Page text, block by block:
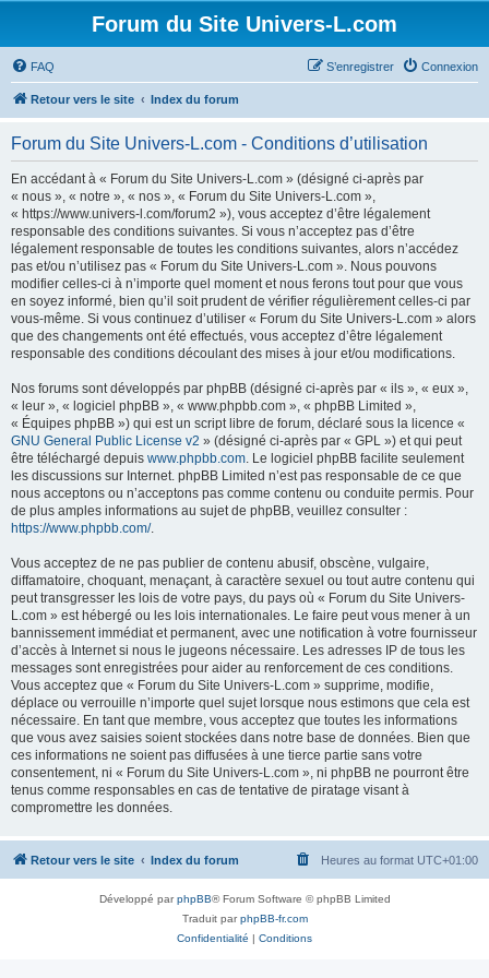
Forum du Site Univers-L.com
FAQ Connexion
S’enregistrer
Retour vers le site Index du forum
Forum du Site Univers-L.com - Conditions d’utilisation
En accédant à « Forum du Site Univers-L.com » (désigné ci-après par
« nous », « notre », « nos », « Forum du Site Univers-L.com »,
« https://www.univers-l.com/forum2 »), vous acceptez d’être légalement
responsable des conditions suivantes. Si vous n’acceptez pas d’être
légalement responsable de toutes les conditions suivantes, alors n’accédez
pas et/ou n’utilisez pas « Forum du Site Univers-L.com ». Nous pouvons
modifier celles-ci à n’importe quel moment et nous ferons tout pour que vous
en soyez informé, bien qu’il soit prudent de vérifier régulièrement celles-ci par
vous-même. Si vous continuez d’utiliser « Forum du Site Univers-L.com » alors
que des changements ont été effectués, vous acceptez d’être légalement
responsable des conditions découlant des mises à jour et/ou modifications.
Nos forums sont développés par phpBB (désigné ci-après par « ils », « eux »,
« leur », « logiciel phpBB », « www.phpbb.com », « phpBB Limited »,
« Équipes phpBB ») qui est un script libre de forum, déclaré sous la licence «
GNU General Public License v2 » (désigné ci-après par « GPL ») et qui peut
être téléchargé depuis www.phpbb.com. Le logiciel phpBB facilite seulement
les discussions sur Internet. phpBB Limited n’est pas responsable de ce que
nous acceptons ou n’acceptons pas comme contenu ou conduite permis. Pour
de plus amples informations au sujet de phpBB, veuillez consulter :
https://www.phpbb.com/.
Vous acceptez de ne pas publier de contenu abusif, obscène, vulgaire,
diffamatoire, choquant, menaçant, à caractère sexuel ou tout autre contenu qui
peut transgresser les lois de votre pays, du pays où « Forum du Site Univers-
L.com » est hébergé ou les lois internationales. Le faire peut vous mener à un
bannissement immédiat et permanent, avec une notification à votre fournisseur
d’accès à Internet si nous le jugeons nécessaire. Les adresses IP de tous les
messages sont enregistrées pour aider au renforcement de ces conditions.
Vous acceptez que « Forum du Site Univers-L.com » supprime, modifie,
déplace ou verrouille n’importe quel sujet lorsque nous estimons que cela est
nécessaire. En tant que membre, vous acceptez que toutes les informations
que vous avez saisies soient stockées dans notre base de données. Bien que
ces informations ne soient pas diffusées à une tierce partie sans votre
consentement, ni « Forum du Site Univers-L.com », ni phpBB ne pourront être
tenus comme responsables en cas de tentative de piratage visant à
compromettre les données.
Retour vers le site Index du forum Heures au format UTC+01:00
Développé parphpBB® Forum Software © phpBB Limited
Traduit parphpBB-fr.com
Confidentialité | Conditions